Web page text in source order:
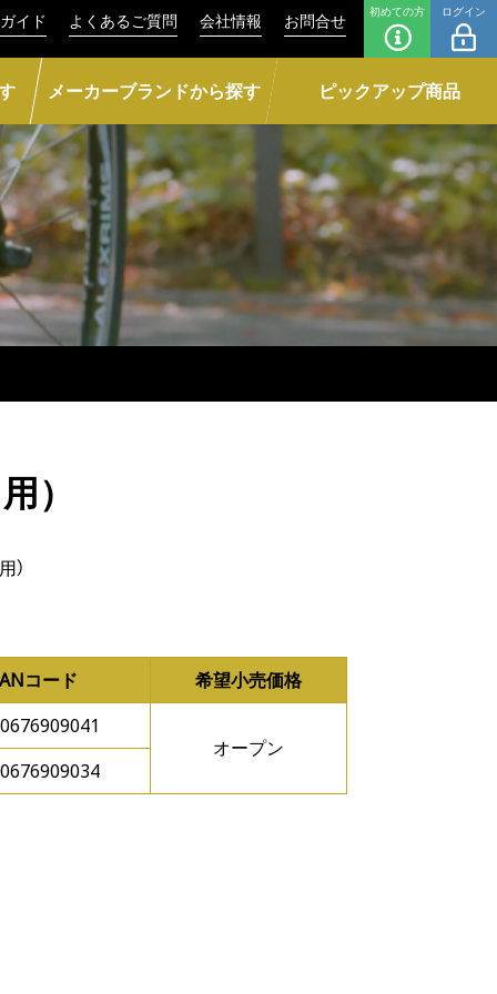
イド よくあるご質問 会社情報 お問合せ 初めての方 ログイン
メーカーブランドから探す ピックアップ商品
）
）
コード
希望小売価格
オープン